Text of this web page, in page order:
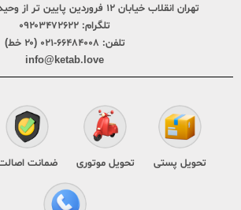
تهران انقلاب خیابان ۱۲ فروردین پایین تر از وحید نظری پلاک ۲۴۹
تلگرام: ۰۹۲۰۳۴۷۲۶۲۲
تلفن: ۶۶۴۸۴۰۰۸-۰۲۱ (۲۰ خط)
info@ketab.love
تحویل پستی تحویل موتوری ضمانت